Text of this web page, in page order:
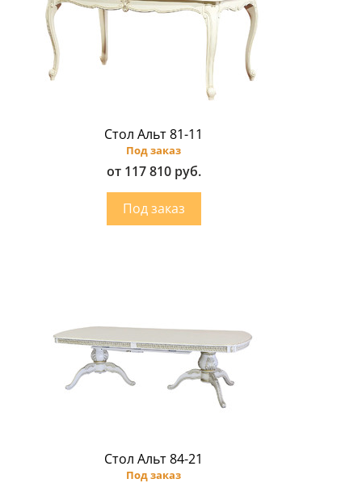
Стол Альт 81-11
Под заказ
от 117 810 руб.
Стол Альт 84-21
Под заказ